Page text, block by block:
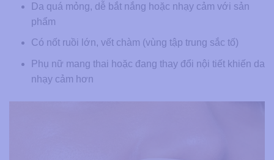
Da quá mỏng, dễ bắt nắng hoặc nhạy cảm với sản
phẩm
Có nốt ruồi lớn, vết chàm (vùng tập trung sắc tố)
Phụ nữ mang thai hoặc đang thay đổi nội tiết khiến da
nhạy cảm hơn